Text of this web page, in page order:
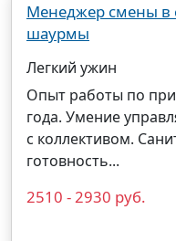
Менеджер смены в
шаурмы
Легкий ужин
Опыт работы по
года. Умение
с коллективом.
готовность...
2510 - 2930 руб.